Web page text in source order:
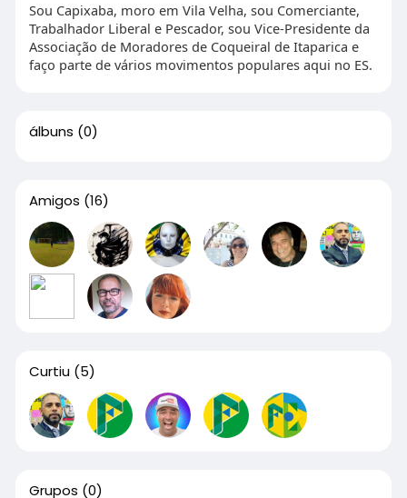
Sou Capixaba, moro em Vila Velha, sou Comerciante,
Trabalhador Liberal e Pescador, sou Vice-Presidente da
Associação de Moradores de Coqueiral de Itaparica e
faço parte de vários movimentos populares aqui no ES.
álbuns (0)
Amigos (16)
Curtiu (5)
Grupos (0)